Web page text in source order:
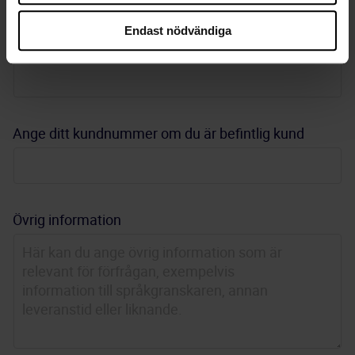
Endast nödvändiga
E-postadress *
Ange ditt kundnummer om du är befintlig kund
Övrig information